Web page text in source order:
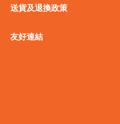
送貨及退換政策
友好連結